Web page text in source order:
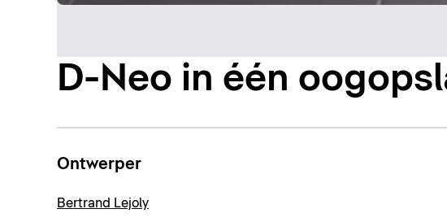
D-Neo in één
Ontwerper
Bertrand Lejoly